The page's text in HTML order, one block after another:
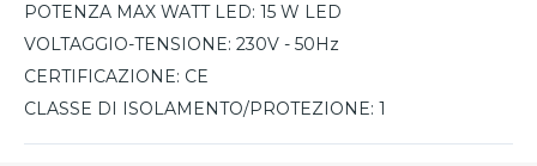
POTENZA MAX WATT LED: 15 W LED
VOLTAGGIO-TENSIONE: 230V - 50Hz
CERTIFICAZIONE: CE
CLASSE DI ISOLAMENTO/PROTEZIONE: 1